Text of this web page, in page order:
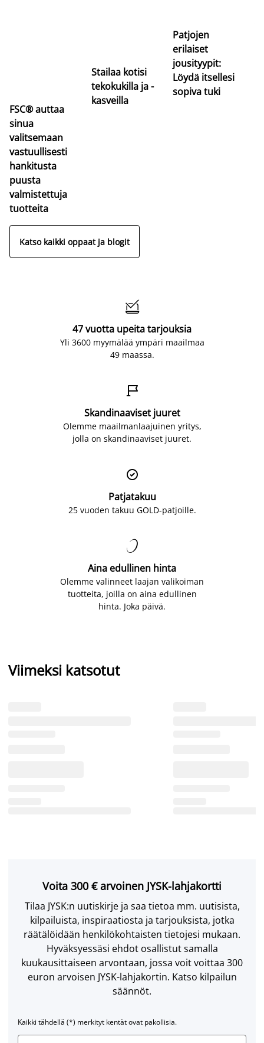
FSC® auttaa
sinua
valitsemaan
vastuullisesti
hankitusta
puusta
valmistettuja
tuotteita
Stailaa kotisi
tekokukilla ja -
kasveilla
Patjojen
erilaiset
jousityypit:
Löydä itsellesi
sopiva tuki
Katso kaikki oppaat ja blogit

47 vuotta upeita tarjouksia
Yli 3600 myymälää ympäri maailmaa
49 maassa.

Skandinaaviset juuret
Olemme maailmanlaajuinen yritys,
jolla on skandinaaviset juuret.

Patjatakuu
25 vuoden takuu GOLD-patjoille.

Aina edullinen hinta
Olemme valinneet laajan valikoiman
tuotteita, joilla on aina edullinen
hinta. Joka päivä.
Viimeksi katsotut
Voita 300 € arvoinen JYSK-lahjakortti
Tilaa JYSK:n uutiskirje ja saa tietoa mm. uutisista,
kilpailuista, inspiraatiosta ja tarjouksista, jotka
räätälöidään henkilökohtaisten tietojesi mukaan.
Hyväksyessäsi ehdot osallistut samalla
kuukausittaiseen arvontaan, jossa voit voittaa 300
euron arvoisen JYSK-lahjakortin. Katso kilpailun
säännöt.
Kaikki tähdellä (*) merkityt kentät ovat pakollisia.